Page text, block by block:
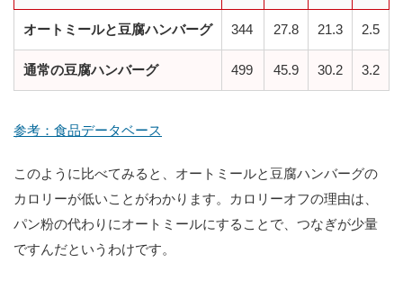
オートミールと豆腐ハンバーグ 344 27.8 21.3 2.5
通常の豆腐ハンバーグ 499 45.9 30.2 3.2
参考：食品データベース
このように比べてみると、オートミールと豆腐ハンバーグの
カロリーが低いことがわかります。カロリーオフの理由は、
パン粉の代わりにオートミールにすることで、つなぎが少量
ですんだというわけです。